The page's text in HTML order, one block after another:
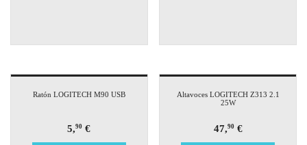
Ratón LOGITECH M90 USB
5,90 €
Altavoces LOGITECH Z313 2.1
25W
47,90€